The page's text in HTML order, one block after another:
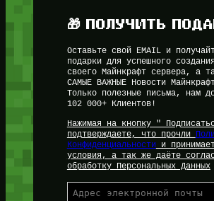
🎁 ПОЛУЧИТЬ
Оставьте свой EMAIL и
подарки для успешного создания
своего Майнкрафт сервера, а
САМЫЕ ВАЖНЫЕ Новости
Только полезные письма, нам
102 000+ Клиентов!
Нажимая на кнопку "
подтверждаете, что прочли
Конфиденциальностии
условия, а так же даёте
обработку Персональных Данных